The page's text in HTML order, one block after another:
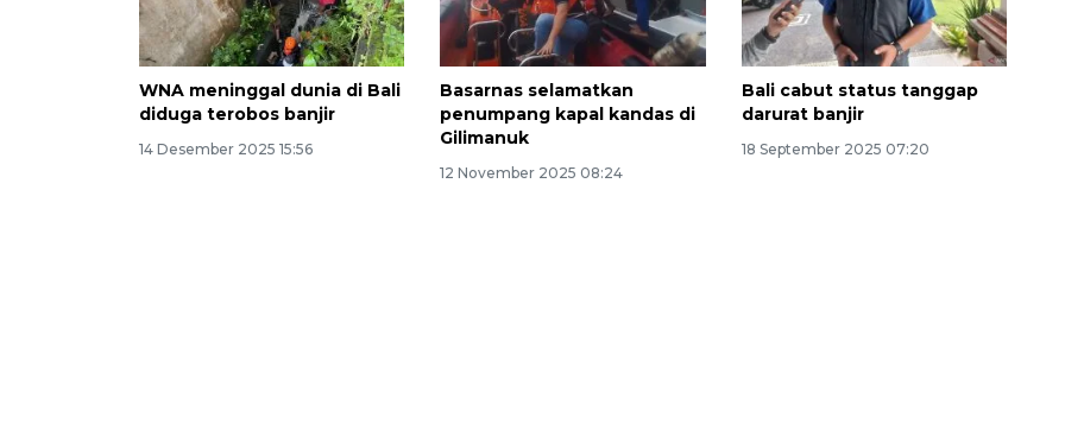
WNA meninggal dunia di Bali
diduga terobos banjir
14 Desember 2025 15:56
Basarnas selamatkan
penumpang kapal kandas di
Gilimanuk
12 November 2025 08:24
Bali cabut status tanggap
darurat banjir
18 September 2025 07:20